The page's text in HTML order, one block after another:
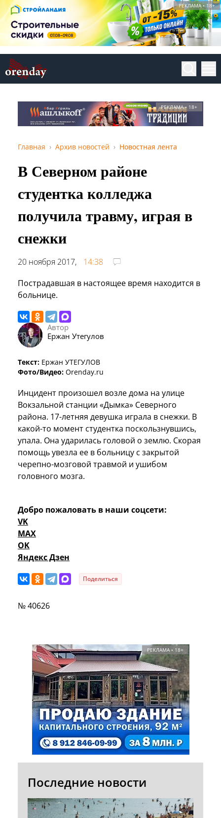
РЕКЛАМА • 18+
РЕКЛАМА • 18+
Главная Архив новостей Новостная лента
В Северном районе
студентка колледжа
получила травму, играя в
снежки
20 ноября 2017,
14:38
Пострадавшая в настоящее время находится в
больнице.
Автор
Ержан Утегулов
Текст: Ержан УТЕГУЛОВ
Фото/Видео: Orenday.ru
Инцидент произошел возле дома на улице
Вокзальной станции «Дымка» Северного
района. 17-летняя девушка играла в снежки. В
какой-то момент студентка поскользнувшись,
упала. Она ударилась головой о землю. Скорая
помощь увезла ее в больницу с закрытой
черепно-мозговой травмой и ушибом
головного мозга.
Добро пожаловать в наши соцсети:
VK
MAX
OK
Яндекс Дзен
Поделиться
№ 40626
РЕКЛАМА • 18+
Последние новости